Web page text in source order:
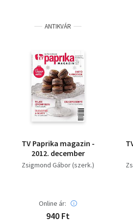
ANTIKVÁR
TV Paprika magazin -
2012. december
Zsigmond Gábor (szerk.)
Online ár:
940 Ft